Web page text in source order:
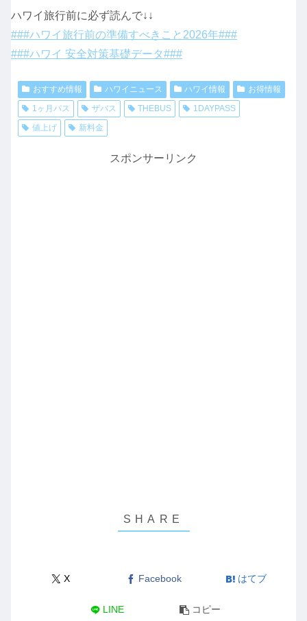
ハワイ旅行前に必ず読んで↓↓
###ハワイ旅行前の準備すべきこと2026年###
###ハワイ 安全対策基礎データ###
おすすめ情報 ハワイニュース ハワイ情報
お得情報
1ヶ月パス
ザバス THEBUS
1DAYPASS
値上げ
新料金
スポンサーリンク
X Facebook はてブ
LINE コピー